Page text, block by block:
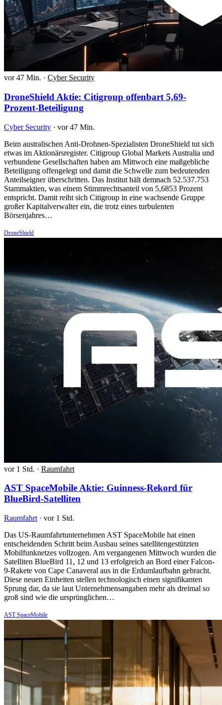
vor 47 Min. · Cyber Security
DroneShield Aktie: Citigroup offenbart 5,69-
Prozent-Beteiligung
Cyber Security · vor 47 Min.
Beim australischen Anti-Drohnen-Spezialisten DroneShield tut sich
etwas im Aktionärsregister. Citigroup Global Markets Australia und
verbundene Gesellschaften haben am Mittwoch eine maßgebliche
Beteiligung offengelegt und damit die Schwelle zum bedeutenden
Anteilseigner überschritten. Das Institut hält demnach 52.537.753
Stammaktien, was einem Stimmrechtsanteil von 5,6853 Prozent
entspricht. Damit reiht sich Citigroup in eine wachsende Gruppe
großer Kapitalverwalter ein, die trotz eines turbulenten
Börsenjahres…
DroneShield
vor 1 Std. · Raumfahrt
AST SpaceMobile Aktie: Guinness-Rekord für
BlueBird-Satelliten
Raumfahrt · vor 1 Std.
Das US-Raumfahrtunternehmen AST SpaceMobile hat einen
entscheidenden Schritt beim Ausbau seines satellitengestützten
Mobilfunknetzes vollzogen. Am vergangenen Mittwoch wurden die
Satelliten BlueBird 11, 12 und 13 erfolgreich an Bord einer Falcon-
9-Rakete von Cape Canaveral aus in die Erdumlaufbahn gebracht.
Diese neuen Einheiten stellen technologisch einen signifikanten
Sprung dar, da sie laut Unternehmensangaben mehr als dreimal so
groß sind wie die ursprünglichen…
AST SpaceMobile